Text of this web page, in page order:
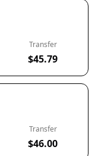
Transfer
$45.79
Transfer
$46.00